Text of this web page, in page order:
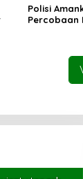
Polisi
Percobaan